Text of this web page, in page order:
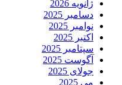
ژانویه 2026
دسامبر 2025
نوامبر 2025
اکتبر 2025
سپتامبر 2025
آگوست 2025
جولای 2025
می 2025